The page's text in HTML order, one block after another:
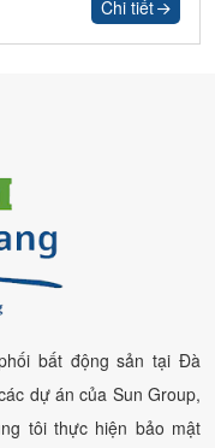
Chi tiết
bất động sản tại Đà
dự án của Sun Group,
tôi thực hiện bảo mật